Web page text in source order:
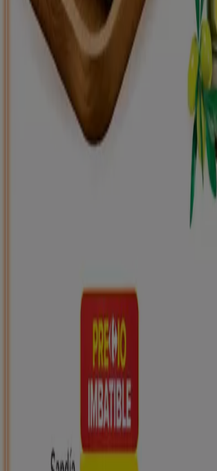
Tiendeo forma parte de Shopfully, la
tecnológica que está reinventando las
en todo el mundo.
¿Qué hacemos?
Soluciones para empresas
Noticias y prensa